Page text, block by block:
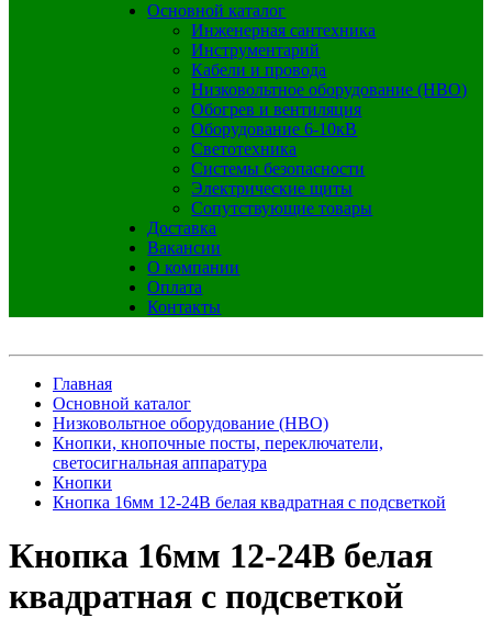
Основной каталог
Инженерная сантехника
Инструментарий
Кабели и провода
Низковольтное оборудование (НВО)
Обогрев и вентиляция
Оборудование 6-10кВ
Светотехника
Системы безопасности
Электрические щиты
Сопутствующие товары
Доставка
Вакансии
О компании
Оплата
Контакты
Главная
Основной каталог
Низковольтное оборудование (НВО)
Кнопки, кнопочные посты, переключатели,
светосигнальная аппаратура
Кнопки
Кнопка 16мм 12-24В белая квадратная с подсветкой
Кнопка 16мм 12-24В белая
квадратная с подсветкой